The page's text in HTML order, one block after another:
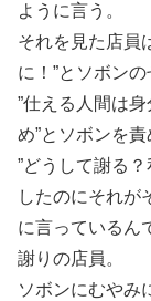
ように言う。
それを見た店員
に！”とソボン
”仕える人間は
め”とソボンを
”どうして謝る
したのにそれが
に言っているん
謝りの店員。
ソボンにむやみ